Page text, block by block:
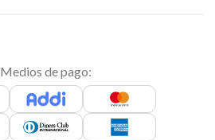
Medios de pago: